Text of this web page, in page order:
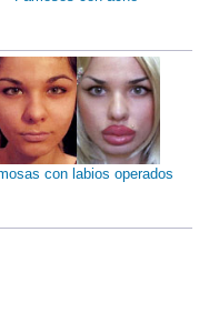
con labios operados